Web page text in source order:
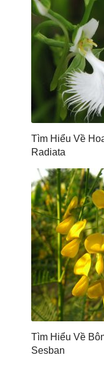
Tìm Hiểu Về
Radiata
Tìm Hiểu Về
Sesban